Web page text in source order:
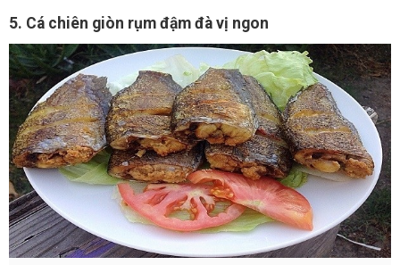
5. Cá chiên giòn rụm đậm đà vị ngon